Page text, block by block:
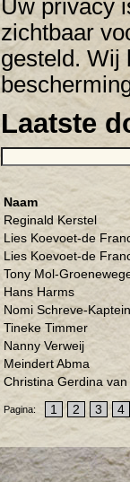
Uw privacy
zichtbaar
gesteld. Wij
Laatste
Naam
Reginald Kerstel
Lies Koevoet-de
Lies Koevoet-de
Tony Mol-
Hans Harms
Nomi Schreve-Kaptein
Tineke Timmer
Nanny Verweij
Meindert Abma
Christina Gerdina
Pagina: 1 2 3 4